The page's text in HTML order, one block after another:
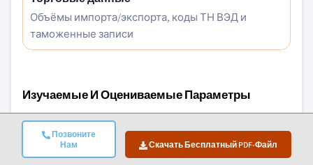
Позвоните
Нам
Скачать Бесплатный PDF-Файл
Объёмы импорта/экспорта, коды ТН ВЭД и
таможенные записи
Изучаемые И Оцениваемые Параметры
Макроэкономические Факторы
Микроэкономические Факторы